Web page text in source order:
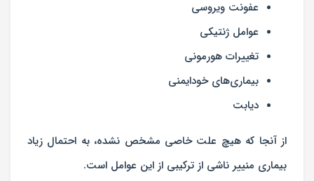
عفونت ویروسی
عوامل ژنتیکی
تغییرات هورمونی
بیماری‌های خودایمنی
دیابت
از آنجا که هیچ علت خاصی مشخص نشده، به احتمال زیاد
بیماری منییر ناشی از ترکیبی از این عوامل است.